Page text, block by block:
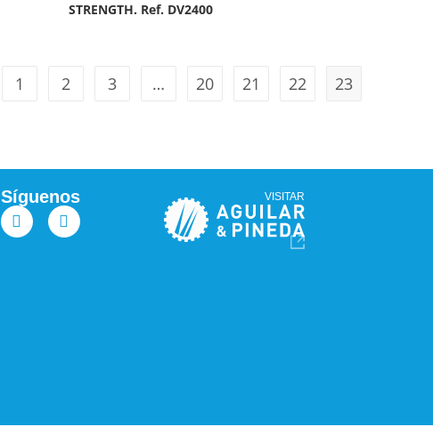
STRENGTH. Ref. DV2400
1 2 3 … 20 21 22 23
Síguenos VISITAR